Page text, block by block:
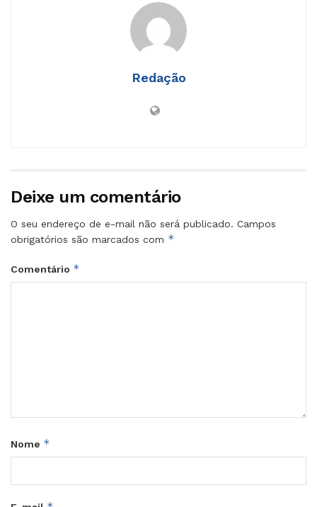
Redação
Deixe um comentário
O seu endereço de e-mail não será publicado. Campos
obrigatórios são marcados com *
Comentário *
Nome *